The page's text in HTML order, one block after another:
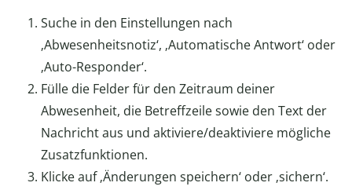
Suche in den Einstellungen nach
‚Abwesenheitsnotiz‘, ‚Automatische Antwort‘ oder
‚Auto-Responder‘.
Fülle die Felder für den Zeitraum deiner
Abwesenheit, die Betreffzeile sowie den Text der
Nachricht aus und aktiviere/deaktiviere mögliche
Zusatzfunktionen.
Klicke auf ‚Änderungen speichern‘ oder ‚sichern‘.